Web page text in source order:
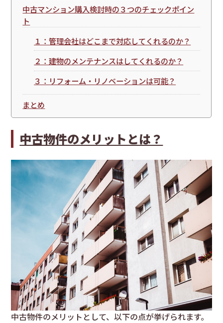
中古マンション購入検討時の３つのチェックポイン
ト
１：管理会社はどこまで対応してくれるのか？
２：建物のメンテナンスはしてくれるのか？
３：リフォーム・リノベーションは可能？
まとめ
中古物件のメリットとは？
中古物件のメリットとして、以下の点が挙げられます。